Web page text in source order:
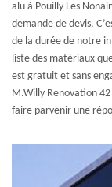
alu à Pouilly Les
demande de devis.
de la durée de notre
liste des matériaux
est gratuit et sans
M.Willy Renovation
faire parvenir une